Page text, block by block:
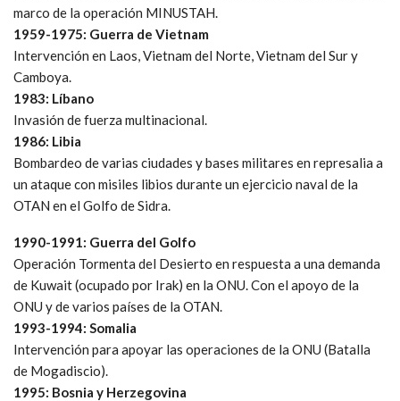
marco de la operación MINUSTAH.
1959-1975: Guerra de Vietnam
Intervención en Laos, Vietnam del Norte, Vietnam del Sur y
Camboya.
1983: Líbano
Invasión de fuerza multinacional.
1986: Libia
Bombardeo de varias ciudades y bases militares en represalia a
un ataque con misiles libios durante un ejercicio naval de la
OTAN en el Golfo de Sidra.
1990-1991: Guerra del Golfo
Operación Tormenta del Desierto en respuesta a una demanda
de Kuwait (ocupado por Irak) en la ONU. Con el apoyo de la
ONU y de varios países de la OTAN.
1993-1994: Somalia
Intervención para apoyar las operaciones de la ONU (Batalla
de Mogadiscio).
1995: Bosnia y Herzegovina